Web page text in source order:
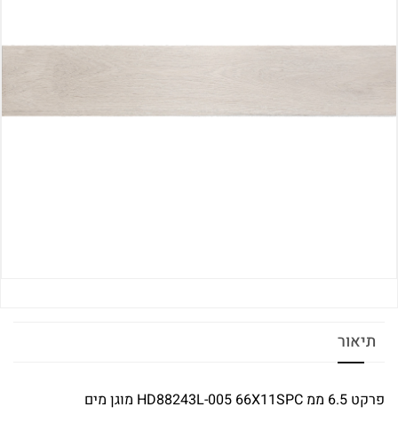
תיאור
פרקט 6.5 ממ HD88243L-005 66X11SPC מוגן מים